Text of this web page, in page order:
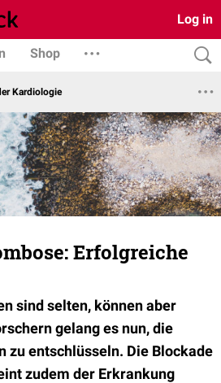
Log in
Shop
Kardiologie
Erfolgreiche
sind selten, können aber
gelang es nun, die
zu entschlüsseln. Die Blockade
zudem der Erkrankung